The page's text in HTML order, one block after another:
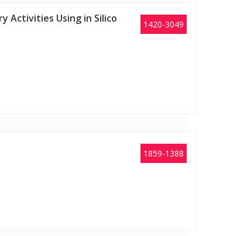
1420-3049
Activities Using in Silico
1859-1388